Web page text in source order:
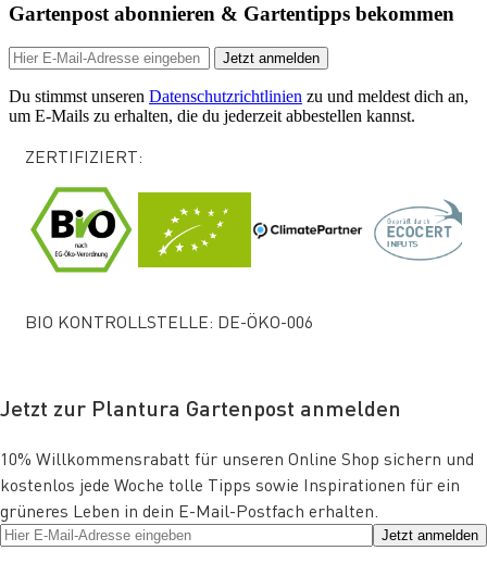
Gartenpost abonnieren & Gartentipps bekommen
Jetzt anmelden
Du stimmst unseren Datenschutzrichtlinien zu und meldest dich an,
um E-Mails zu erhalten, die du jederzeit abbestellen kannst.
ZERTIFIZIERT:
BIO KONTROLLSTELLE: DE-ÖKO-006
Jetzt zur Plantura Gartenpost anmelden
10% Willkommensrabatt für unseren Online Shop sichern und
kostenlos jede Woche tolle Tipps sowie Inspirationen für ein
grüneres Leben in dein E-Mail-Postfach erhalten.
Jetzt anmelden